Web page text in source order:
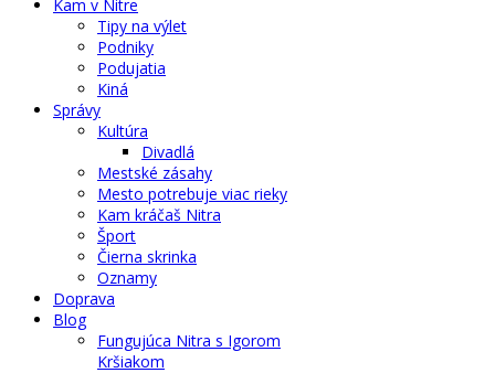
Kam v Nitre
Tipy na výlet
Podniky
Podujatia
Kiná
Správy
Kultúra
Divadlá
Mestské zásahy
Mesto potrebuje viac rieky
Kam kráčaš Nitra
Šport
Čierna skrinka
Oznamy
Doprava
Blog
Fungujúca Nitra s Igorom
Kršiakom